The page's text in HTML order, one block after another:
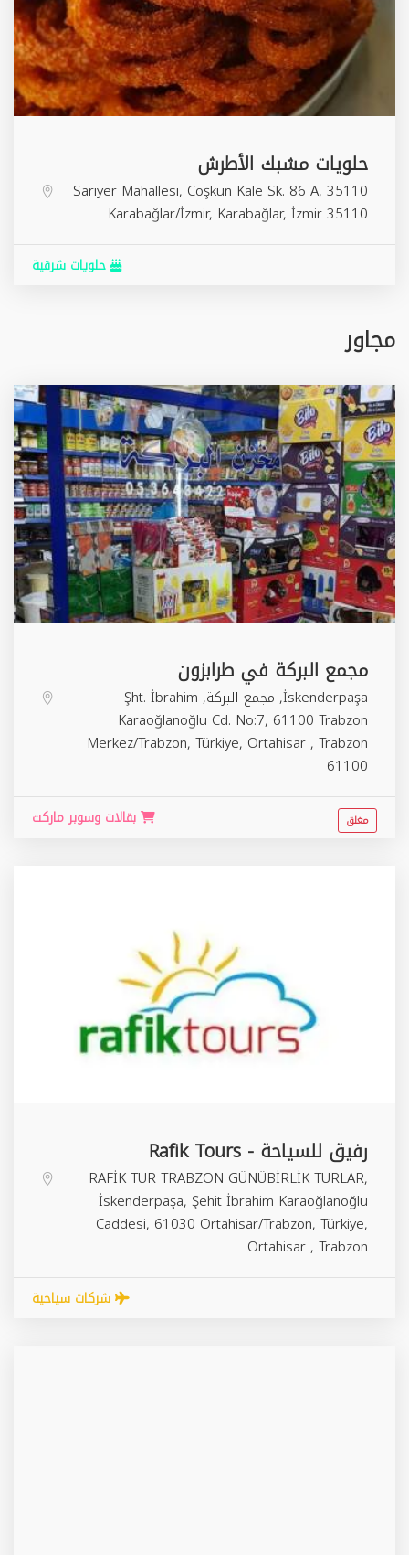
حلويات مشبك الأطرش
Sarıyer Mahallesi, Coşkun Kale Sk. 86 A, 35110
Karabağlar/İzmir, Karabağlar, İzmir35110
حلويات شرقية
مجاور
مجمع البركة في طرابزون
İskenderpaşa, مجمع البركة, Şht. İbrahim
Karaoğlanoğlu Cd. No:7, 61100 Trabzon
Merkez/Trabzon, Türkiye, Ortahisar, Trabzon
61100
بقالات وسوبر ماركت مغلق
رفيق للسياحة - Rafik Tours
RAFİK TUR TRABZON GÜNÜBİRLİK TURLAR,
İskenderpaşa, Şehit İbrahim Karaoğlanoğlu
Caddesi, 61030 Ortahisar/Trabzon, Türkiye,
Ortahisar, Trabzon
شركات سياحية